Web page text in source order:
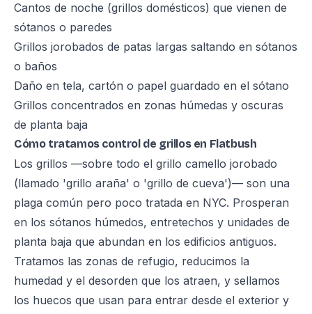
Cantos de noche (grillos domésticos) que vienen de
sótanos o paredes
Grillos jorobados de patas largas saltando en sótanos
o baños
Daño en tela, cartón o papel guardado en el sótano
Grillos concentrados en zonas húmedas y oscuras
de planta baja
Cómo tratamos control de grillos en Flatbush
Los grillos —sobre todo el grillo camello jorobado
(llamado 'grillo araña' o 'grillo de cueva')— son una
plaga común pero poco tratada en NYC. Prosperan
en los sótanos húmedos, entretechos y unidades de
planta baja que abundan en los edificios antiguos.
Tratamos las zonas de refugio, reducimos la
humedad y el desorden que los atraen, y sellamos
los huecos que usan para entrar desde el exterior y